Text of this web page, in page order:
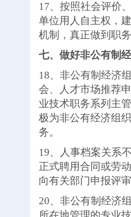
17、按照社会评价
单位用人自主权，
机制，真正做到职
七、做好非公有制
18、非公有制经济
会、人才市场推荐
业技术职务系列主
极为非公有经济组
务。
19、人事档案关系
正式聘用合同或劳
向有关部门申报评
20、非公有制经济